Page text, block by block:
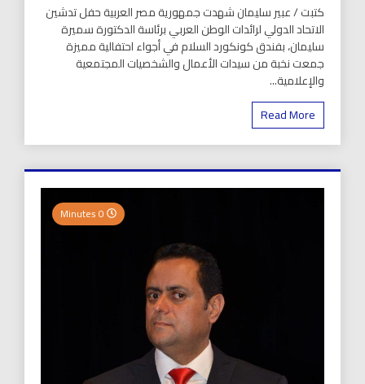
كتبت / عبير سليمان شهدت جمهورية مصر العربية حفل تدشين
الاتحاد الدولي لرائدات الوطن العربي برئاسة الدكتورة سميرة
سليمان، بفندق كونكورد السلام في أجواء احتفالية مميزة
جمعت نخبة من سيدات الأعمال والشخصيات المجتمعية
والإعلامية...
Read More